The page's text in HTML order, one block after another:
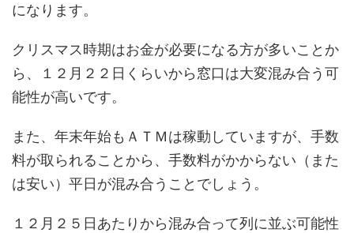
になります。
クリスマス時期はお金が必要になる方が多いことか
ら、１２月２２日くらいから窓口は大変混み合う可
能性が高いです。
また、年末年始もＡＴＭは稼動していますが、手数
料が取られることから、手数料がかからない（また
は安い）平日が混み合うことでしょう。
１２月２５日あたりから混み合って列に並ぶ可能性